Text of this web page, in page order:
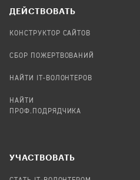
ДЕЙСТВОВАТЬ
КОНСТРУКТОР САЙТОВ
СБОР ПОЖЕРТВОВАНИЙ
НАЙТИ IT-ВОЛОНТЕРОВ
НАЙТИ
ПРОФ.ПОДРЯДЧИКА
УЧАСТВОВАТЬ